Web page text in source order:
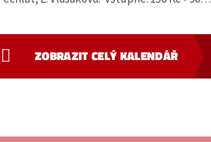
ZOBRAZIT CELÝ KALENDÁŘ